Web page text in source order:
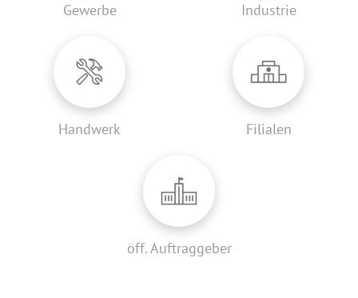
Gewerbe Industrie
Handwerk Filialen
öff. Auftraggeber